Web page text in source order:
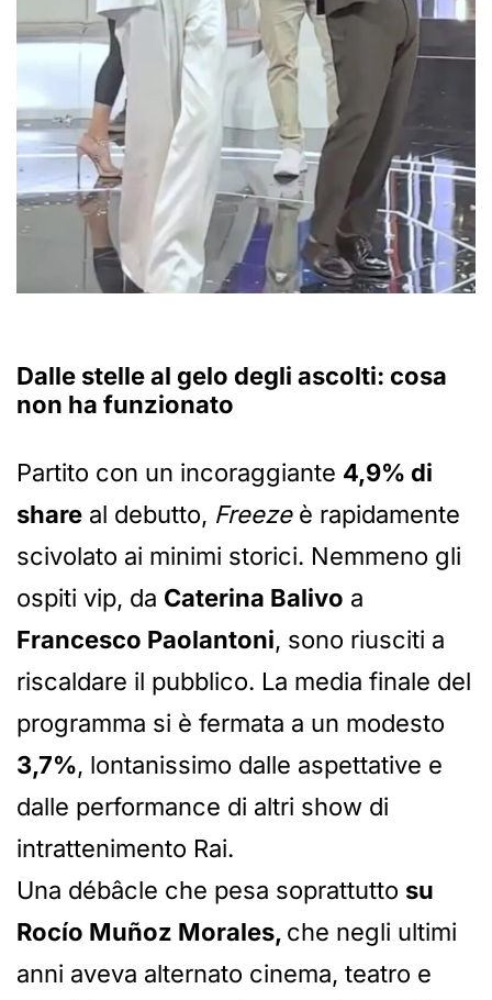
Dalle stelle al gelo degli ascolti: cosa
non ha funzionato
Partito con un incoraggiante 4,9% di
share al debutto, Freezeè rapidamente
scivolato ai minimi storici. Nemmeno gli
ospiti vip, da Caterina Balivo a
Francesco Paolantoni, sono riusciti a
riscaldare il pubblico. La media finale del
programma si è fermata a un modesto
3,7%, lontanissimo dalle aspettative e
dalle performance di altri show di
intrattenimento Rai.
Una débâcle che pesa soprattutto su
Rocío Muñoz Morales, che negli ultimi
anni aveva alternato cinema, teatro e